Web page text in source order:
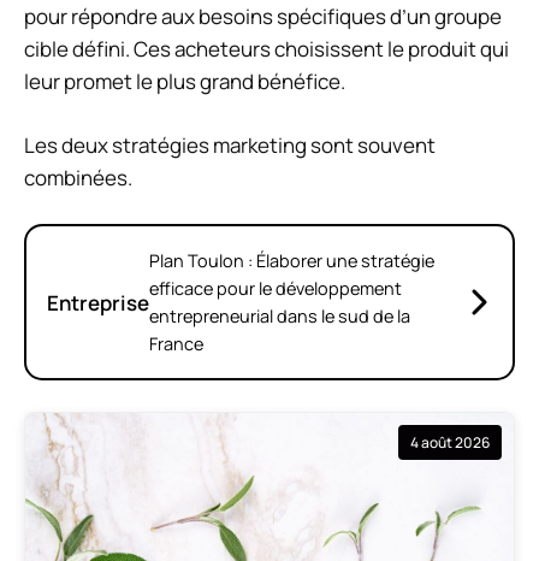
pour répondre aux besoins spécifiques d’un groupe
cible défini. Ces acheteurs choisissent le produit qui
leur promet le plus grand bénéfice.
Les deux stratégies marketing sont souvent
combinées.
Entreprise
Plan Toulon : Élaborer une stratégie
efficace pour le développement
entrepreneurial dans le sud de la
France
4 août 2026